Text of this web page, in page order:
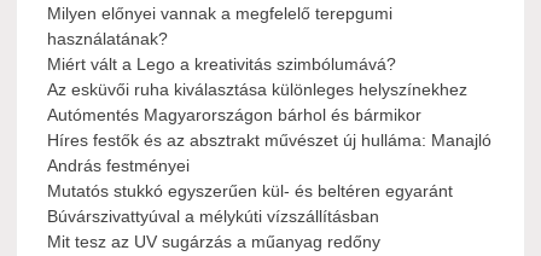
Milyen előnyei vannak a megfelelő terepgumi
használatának?
Miért vált a Lego a kreativitás szimbólumává?
Az esküvői ruha kiválasztása különleges helyszínekhez
Autómentés Magyarországon bárhol és bármikor
Híres festők és az absztrakt művészet új hulláma: Manajló
András festményei
Mutatós stukkó egyszerűen kül- és beltéren egyaránt
Búvárszivattyúval a mélykúti vízszállításban
Mit tesz az UV sugárzás a műanyag redőny